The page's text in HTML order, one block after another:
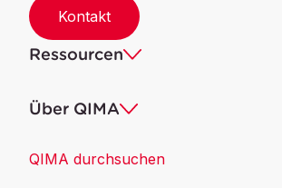
Kontakt
Ressourcen
Über QIMA
QIMA durchsuchen